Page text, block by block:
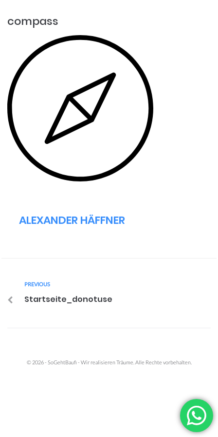
compass
ALEXANDER HÄFFNER
PREVIOUS
Startseite_donotuse
© 2026 - SoGehtBaufi - Wir realisieren Träume. Alle Rechte vorbehalten.